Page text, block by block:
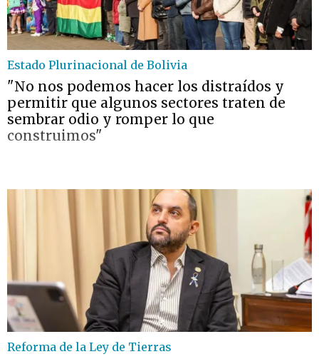
Estado Plurinacional de Bolivia
"No nos podemos hacer los distraídos y
permitir que algunos sectores traten de
sembrar odio y romper lo que
construimos"
Reforma de la Ley de Tierras